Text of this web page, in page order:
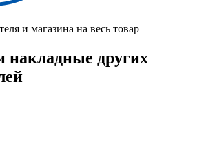
и магазина на весь товар
накладные других